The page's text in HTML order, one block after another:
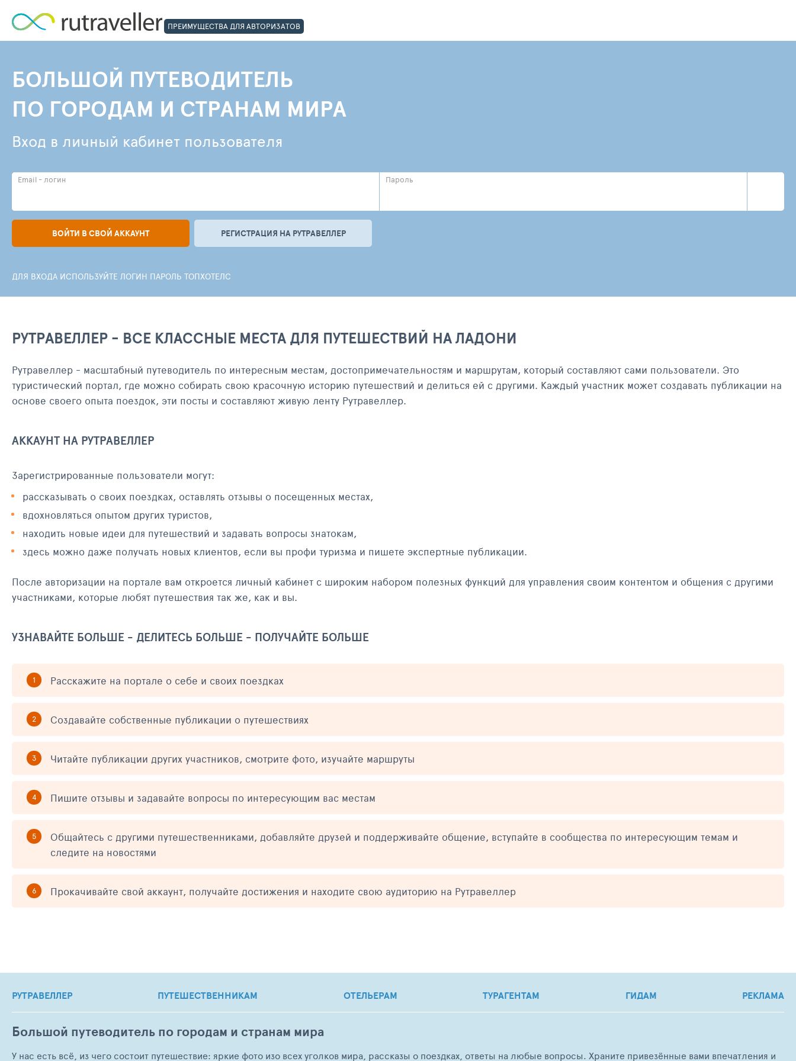
ПРЕИМУЩЕСТВА ДЛЯ АВТОРИЗАТОВ
БОЛЬШОЙ ПУТЕВОДИТЕЛЬ
ПО ГОРОДАМ И СТРАНАМ МИРА
Вход в личный кабинет пользователя
Email - логин Пароль
ВОЙТИ В СВОЙ АККАУНТ РЕГИСТРАЦИЯ НА РУТРАВЕЛЛЕР
ДЛЯ ВХОДА ИСПОЛЬЗУЙТЕ ЛОГИН ПАРОЛЬ ТОПХОТЕЛС
РУТРАВЕЛЛЕР - ВСЕ КЛАССНЫЕ МЕСТА ДЛЯ ПУТЕШЕСТВИЙ НА ЛАДОНИ
Рутравеллер - масштабный путеводитель по интересным местам, достопримечательностям и маршрутам, который составляют сами пользователи. Это
туристический портал, где можно собирать свою красочную историю путешествий и делиться ей с другими. Каждый участник может создавать публикации на
основе своего опыта поездок, эти посты и составляют живую ленту Рутравеллер.
АККАУНТ НА РУТРАВЕЛЛЕР
Зарегистрированные пользователи могут:
рассказывать о своих поездках, оставлять отзывы о посещенных местах,
вдохновляться опытом других туристов,
находить новые идеи для путешествий и задавать вопросы знатокам,
здесь можно даже получать новых клиентов, если вы профи туризма и пишете экспертные публикации.
После авторизации на портале вам откроется личный кабинет с широким набором полезных функций для управления своим контентом и общения с другими
участниками, которые любят путешествия так же, как и вы.
УЗНАВАЙТЕ БОЛЬШЕ - ДЕЛИТЕСЬ БОЛЬШЕ - ПОЛУЧАЙТЕ БОЛЬШЕ
Расскажите на портале о себе и своих поездках
Создавайте собственные публикации о путешествиях
Читайте публикации других участников, смотрите фото, изучайте маршруты
Пишите отзывы и задавайте вопросы по интересующим вас местам
Общайтесь с другими путешественниками, добавляйте друзей и поддерживайте общение, вступайте в сообщества по интересующим темам и
следите на новостями
Прокачивайте свой аккаунт, получайте достижения и находите свою аудиторию на Рутравеллер
РУТРАВЕЛЛЕР ПУТЕШЕСТВЕННИКАМ ОТЕЛЬЕРАМ ТУРАГЕНТАМ ГИДАМ РЕКЛАМА
Большой путеводитель по городам и странам мира
У нас есть всё, из чего состоит путешествие: яркие фото изо всех уголков мира, рассказы о поездках, ответы на любые вопросы. Храните привезённые вами впечатления и